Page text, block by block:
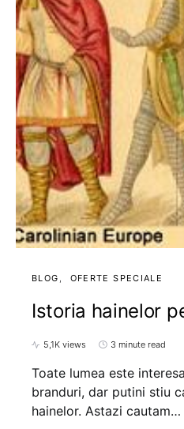
BLOG OFERTE SPECIALE
Istoria hainelor
5,1K views 3 minute read
Toate lumea este
branduri, dar putini stiu
hainelor. Astazi cautam…